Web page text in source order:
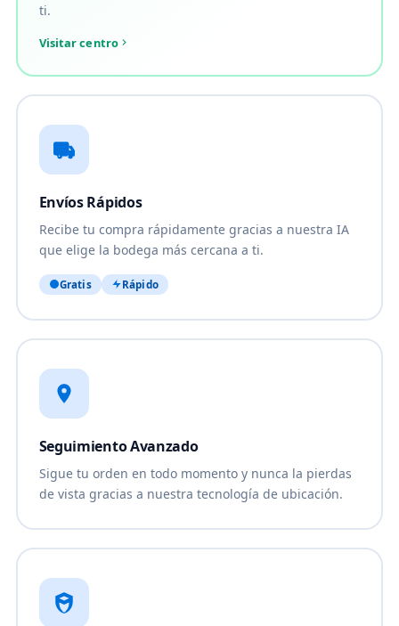
ti.
Visitar centro
Envíos Rápidos
Recibe tu compra rápidamente gracias a nuestra IA
que elige la bodega más cercana a ti.
Gratis Rápido
Seguimiento Avanzado
Sigue tu orden en todo momento y nunca la pierdas
de vista gracias a nuestra tecnología de ubicación.